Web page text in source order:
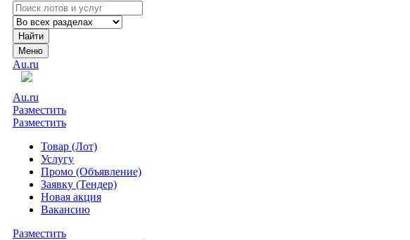
Найти
Меню
Au.ru
Au.ru
Разместить
Разместить
Товар (Лот)
Услугу
Промо (Объявление)
Заявку (Тендер)
Новая акция
Вакансию
Разместить